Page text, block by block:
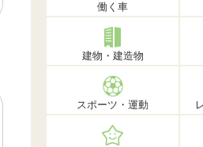
働く車
建物・建造物
スポーツ・運動